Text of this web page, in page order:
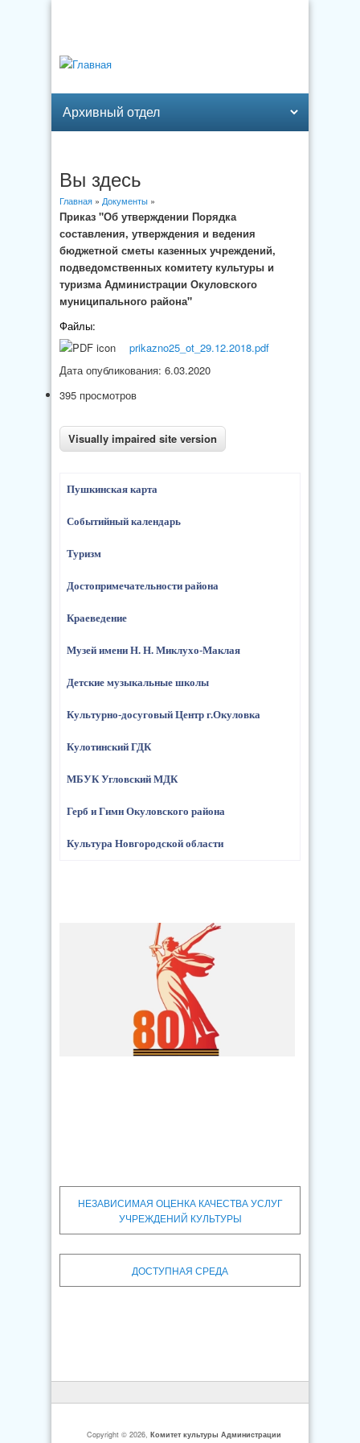
Вы здесь
Главная» Документы»
Приказ "Об утверждении Порядка
составления, утверждения и ведения
бюджетной сметы казенных учреждений,
подведомственных комитету культуры и
туризма Администрации Окуловского
муниципального района"
Файлы:
prikazno25_ot_29.12.2018.pdf
Дата опубликования: 6.03.2020
395 просмотров
Пушкинская карта
Событийный календарь
Туризм
Достопримечательности района
Краеведение
Музей имени Н. Н. Миклухо-Маклая
Детские музыкальные школы
Культурно-досуговый Центр г.Окуловка
Кулотинский ГДК
МБУК Угловский МДК
Герб и Гимн Окуловского района
Культура Новгородской области
НЕЗАВИСИМАЯ ОЦЕНКА КАЧЕСТВА УСЛУГ
УЧРЕЖДЕНИЙ КУЛЬТУРЫ
ДОСТУПНАЯ СРЕДА
Copyright © 2026, Комитет культуры Администрации